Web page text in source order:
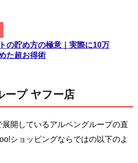
の貯め方の極意｜実際に10万
た超お得術
ープ ヤフー店
開しているアルペングループの直
ショッピングならではの以下のよ